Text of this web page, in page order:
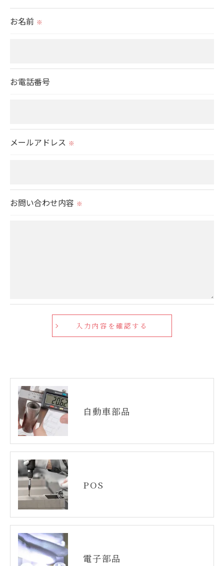
られた場合を除き、
当社では、利用目的の達成に必要な範囲において、
当社では、お客様の個人情報の開示･訂正･削除・利
す。
個人情報の開示･訂正･削除・利用停止の具体的手続
きにつきましては、お電話でお問合せ下さい。
お名前 ※
お電話番号
メールアドレス ※
お問い合わせ内容 ※
自動車部品
POS
電子部品